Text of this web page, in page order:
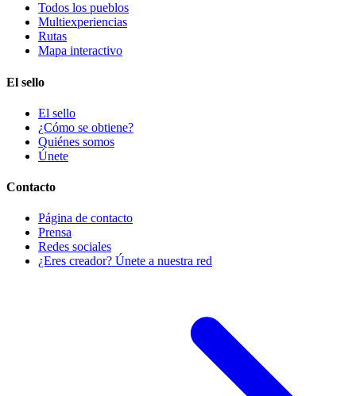
Todos los pueblos
Multiexperiencias
Rutas
Mapa interactivo
El sello
El sello
¿Cómo se obtiene?
Quiénes somos
Únete
Contacto
Página de contacto
Prensa
Redes sociales
¿Eres creador? Únete a nuestra red